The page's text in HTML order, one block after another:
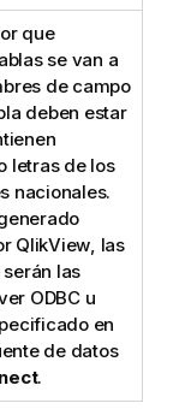
que
se van a
de campo
deben estar
letras de los
nacionales.
QlikView, las
las
ODBCu
en
de datos
.